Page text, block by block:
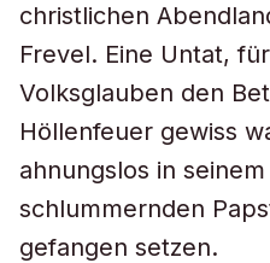
christlichen
Frevel. Eine Untat,
Volksglauben den
Höllenfeuer gewiss
ahnungslos in
schlummernden
gefangen setzen.